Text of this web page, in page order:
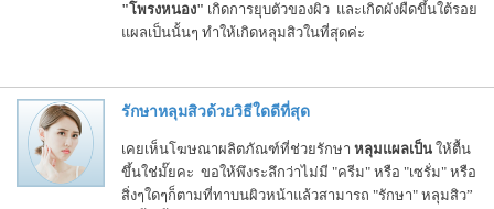
"โพรงหนอง" เกิดการยุบตัวของผิว และเกิดผังผืดขึ้นใต้รอย
แผลเป็นนั้นๆ ทำให้เกิดหลุมสิวในที่สุดค่ะ
รักษาหลุมสิวด้วยวิธีใดดีที่สุด
เคยเห็นโฆษณาผลิตภัณฑ์ที่ช่วยรักษา หลุมแผลเป็น ให้ตื้น
ขึ้นใช่มั๊ยคะ ขอให้พึงระลึกว่าไม่มี "ครีม" หรือ "เซรั่ม" หรือ
สิ่งๆใดๆก็ตามที่ทาบนผิวหน้าแล้วสามารถ "รักษา" หลุมสิว”